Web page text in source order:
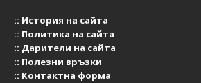
:: История на сайта
:: Политика на сайта
:: Дарители на сайта
:: Полезни връзки
:: Контактна форма